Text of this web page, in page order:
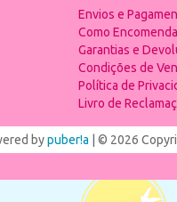
Envios e
Como
Garantias e
Condições de
Política de
Livro de
bypuber!a | © 2026